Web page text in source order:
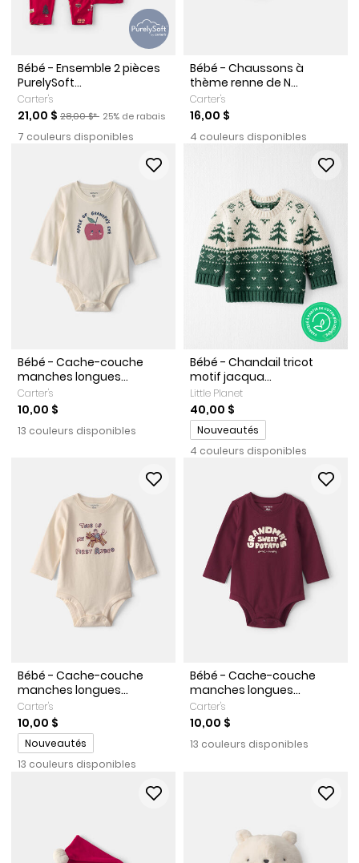
Bébé - Ensemble 2 pièces
PurelySoft...
Carter's
Prix de solde
21,00 $ Prix ​​de détail suggéré par le fabricant
28,00 $* Pourcentage de rabais
25% de rabais
7 couleurs disponibles
Bébé - Chaussons à
thème renne de N...
Carter's
16,00 $
4 couleurs disponibles
Bébé - Cache-couche
manches longues...
Carter's
10,00 $
13 couleurs disponibles
Bébé - Chandail tricot
motif jacqua...
Little Planet
40,00 $
Promotions
Nouveautés
4 couleurs disponibles
Bébé - Cache-couche
manches longues...
Carter's
10,00 $
Promotions
Nouveautés
13 couleurs disponibles
Bébé - Cache-couche
manches longues...
Carter's
10,00 $
13 couleurs disponibles